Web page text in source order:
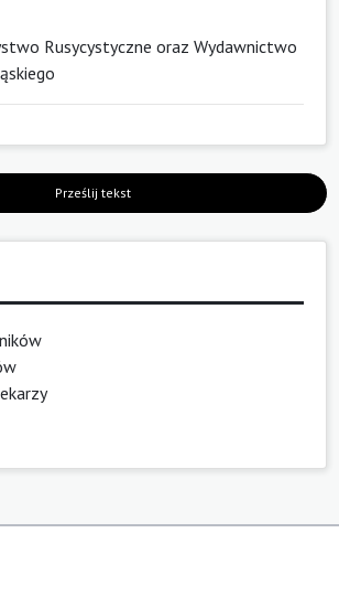
Rusycystyczne oraz Wydawnictwo
Prześlij tekst